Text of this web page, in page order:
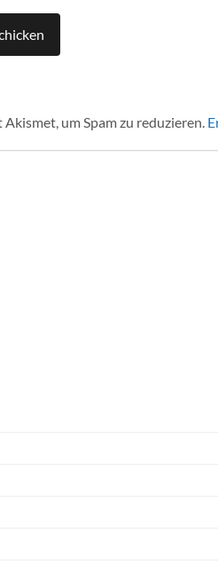
um Spam zu reduzieren.